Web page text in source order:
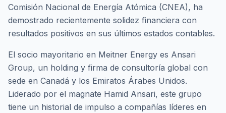
Comisión Nacional de Energía Atómica (CNEA), ha
demostrado recientemente solidez financiera con
resultados positivos en sus últimos estados contables.
El socio mayoritario en Meitner Energy es Ansari
Group, un holding y firma de consultoría global con
sede en Canadá y los Emiratos Árabes Unidos.
Liderado por el magnate Hamid Ansari, este grupo
tiene un historial de impulso a compañías líderes en